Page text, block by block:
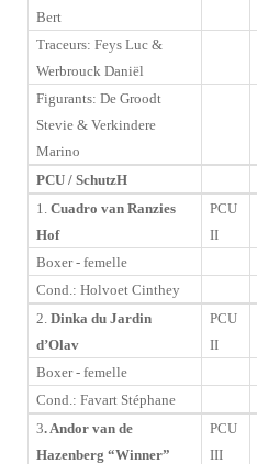
Bert
Traceurs: Feys Luc &
Werbrouck Daniël
Figurants: De Groodt
Stevie & Verkindere
Marino
PCU / SchutzH
1. Cuadro van Ranzies
Hof
PCU
II
Boxer- femelle
Cond.: Holvoet Cinthey
2.Dinka du Jardin
d’Olav
PCU
II
Boxer - femelle
Cond.: Favart Stéphane
3. Andor van de
Hazenberg “Winner”
PCU
III